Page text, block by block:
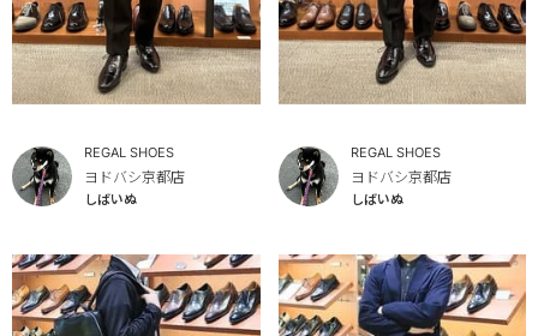
REGAL SHOES
ヨドバシ京都店
しばいぬ
REGAL SHOES
ヨドバシ京都店
しばいぬ